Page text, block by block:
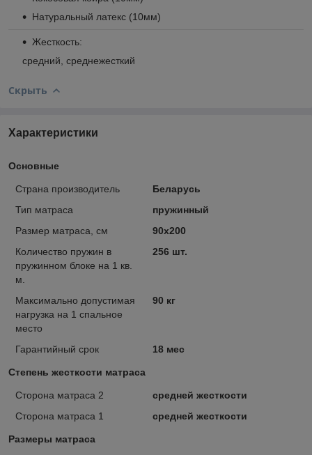
Натуральный латекс (10мм)
Жесткость:
средний, среднежесткий
Скрыть
Характеристики
Основные
Страна производитель
Беларусь
Тип матраса
пружинный
Размер матраса, см
90х200
Количество пружин в
пружинном блоке на 1 кв.
м.
256 шт.
Максимально допустимая
нагрузка на 1 спальное
место
90 кг
Гарантийный срок 18 мес
Степень жесткости матраса
Сторона матраса 2
средней жесткости
Сторона матраса 1
средней жесткости
Размеры матраса